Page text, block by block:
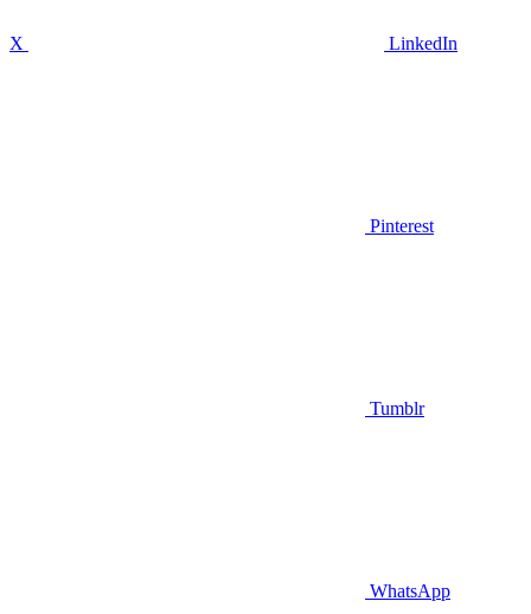
X LinkedIn
Pinterest
Tumblr
WhatsApp